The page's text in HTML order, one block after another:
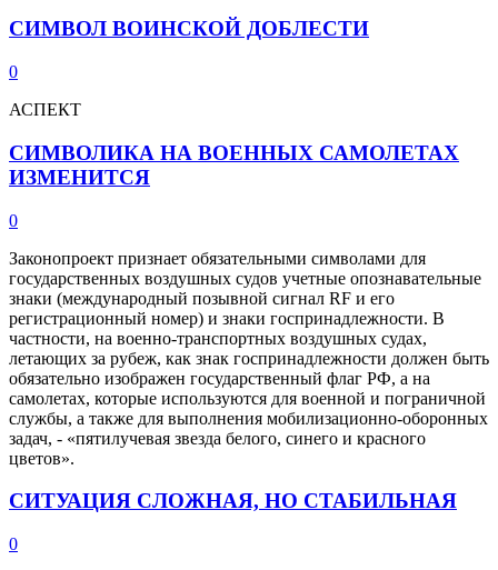
СИМВОЛ ВОИНСКОЙ ДОБЛЕСТИ
0
АСПЕКТ
СИМВОЛИКА НА ВОЕННЫХ САМОЛЕТАХ
ИЗМЕНИТСЯ
0
Законопроект признает обязательными символами для
государственных воздушных судов учетные опознавательные
знаки (международный позывной сигнал RF и его
регистрационный номер) и знаки госпринадлежности. В
частности, на военно-транспортных воздушных судах,
летающих за рубеж, как знак госпринадлежности должен быть
обязательно изображен государственный флаг РФ, а на
самолетах, которые используются для военной и пограничной
службы, а также для выполнения мобилизационно-оборонных
задач, - «пятилучевая звезда белого, синего и красного
цветов».
СИТУАЦИЯ СЛОЖНАЯ, НО СТАБИЛЬНАЯ
0